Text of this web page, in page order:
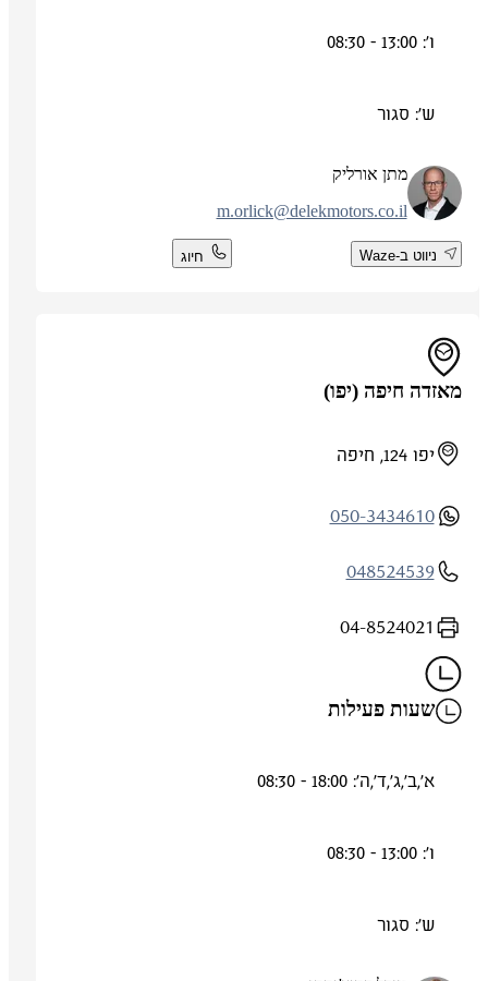
ש': סגור
מתן אורליק
m.orlick@delekmotors.co.il
ניווט ב-Waze חיוג
מאזדה חיפה (יפו)
יפו 124, חיפה
050-3434610
048524539
04-8524021
שעות פעילות
א',ב',ג',ד',ה': 18:00 - 08:30
ש': סגור